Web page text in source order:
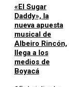
«El Sugar
Daddy», la
nueva apuesta
musical de
Albeiro Rincón,
llega a los
medios de
Boyacá